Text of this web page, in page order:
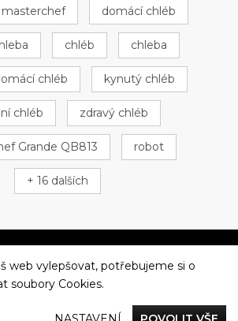
masterchef domácí chléb
chléb chleba
chléb kynutý chléb
chléb zdravý chléb
Grande QB813 robot
+ 16 dalších
společně
web vylepšovat, potřebujeme si o
soubory Cookies.